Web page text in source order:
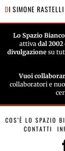
DI SIMONE RASTELLI
Lo Spazio Bianco
attiva dal 2002
divulgazione su
Vuoi
collaboratori e
COS’È LO SPAZIO
CONTATTI